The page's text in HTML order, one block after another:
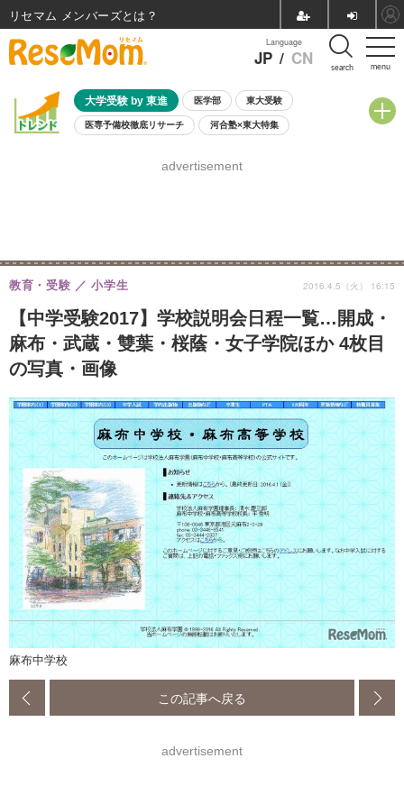
menu
Language
JP / CN search
大学受験 by 東進 医学部 東大受験
医専予備校徹底リサーチ 河合塾×東大特集
8月開催学校説明会・相談会
advertisement
【中学受験2017】学校説明会日程一覧…開成・
麻布・武蔵・雙葉・桜蔭・女子学院ほか 4枚目
の写真・画像
教育・受験 小学生 2016.4.5（火） 16:15
麻布中学校
この記事へ戻る
advertisement
リセマム メンバーズ